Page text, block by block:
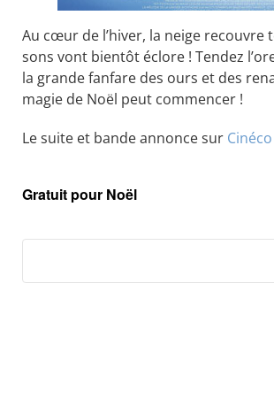
Au cœur de l’hiver, la neige recouvre
sons vont bientôt éclore ! Tendez
la grande fanfare des ours et des
magie de Noël peut commencer !
Le suite et bande annonce sur Cinéco
Gratuit pour Noël